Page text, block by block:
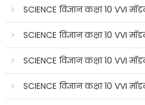
SCIENCE विज्ञान कक्षा 10 VVI
SCIENCE विज्ञान कक्षा 10 VVI
SCIENCE विज्ञान कक्षा 10 VVI
SCIENCE विज्ञान कक्षा 10 VVI